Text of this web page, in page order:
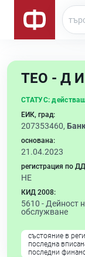
ТЕО - Д
СТАТУС:
ЕИК, град:
207353460,
основана:
21.04.2023
регистрация по
НЕ
КИД 2008:
5610 - Дейност
обслужване
състояние в
последна
последни